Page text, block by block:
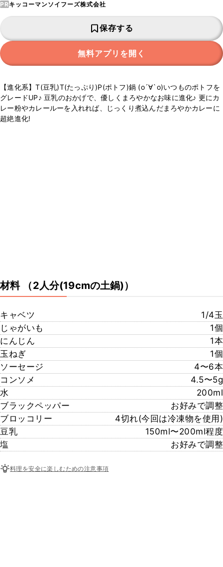
PRキッコーマンソイフーズ株式会社
保存する
無料アプリを開く
【進化系】T(豆乳)T(たっぷり)P(ポトフ)鍋 (о´∀`о)いつものポトフを
グレードUP♪ 豆乳のおかげで、優しくまろやかなお味に進化♪ 更にカ
レー粉やカレールーを入れれば、じっくり煮込んだまろやかカレーに
超絶進化!
材料 （2人分(19cmの土鍋)）
キャベツ
1/4玉
じゃがいも
1個
にんじん
1本
玉ねぎ
1個
ソーセージ
4〜6本
コンソメ
4.5〜5g
水
200ml
ブラックペッパー
お好みで調整
ブロッコリー
4切れ(今回は冷凍物を使用)
豆乳
150ml〜200ml程度
塩
お好みで調整
料理を安全に楽しむための注意事項